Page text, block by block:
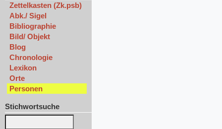
Zettelkasten (Zk.psb)
Abk./ Sigel
Bibliographie
Bild/ Objekt
Blog
Chronologie
Lexikon
Orte
Personen
Stichwortsuche